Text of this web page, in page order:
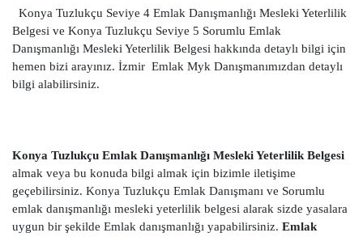
Konya Tuzlukçu Seviye 4 Emlak Danışmanlığı Mesleki Yeterlilik
Belgesi ve Konya Tuzlukçu Seviye 5 Sorumlu Emlak
Danışmanlığı Mesleki Yeterlilik Belgesi hakkında detaylı bilgi için
hemen bizi arayınız. İzmir Emlak Myk Danışmanımızdan detaylı
bilgi alabilirsiniz.
Konya Tuzlukçu Emlak Danışmanlığı Mesleki Yeterlilik Belgesi
almak veya bu konuda bilgi almak için bizimle iletişime
geçebilirsiniz. Konya Tuzlukçu Emlak Danışmanı ve Sorumlu
emlak danışmanlığı mesleki yeterlilik belgesi alarak sizde yasalara
uygun bir şekilde Emlak danışmanlığı yapabilirsiniz. Emlak